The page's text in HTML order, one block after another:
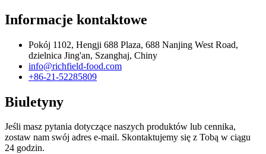
Informacje kontaktowe
Pokój 1102, Hengji 688 Plaza, 688 Nanjing West Road,
dzielnica Jing'an, Szanghaj, Chiny
info@richfield-food.com
+86-21-52285809
Biuletyny
Jeśli masz pytania dotyczące naszych produktów lub cennika,
zostaw nam swój adres e-mail. Skontaktujemy się z Tobą w ciągu
24 godzin.